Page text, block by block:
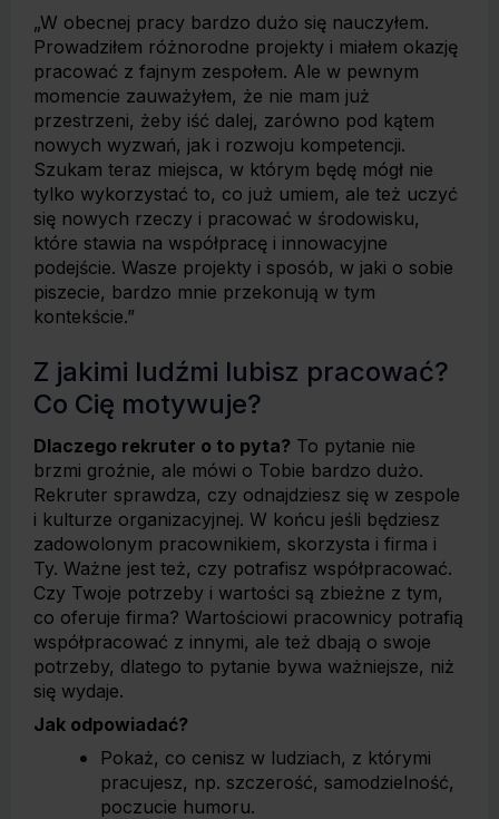
„W obecnej pracy bardzo dużo się nauczyłem.
Prowadziłem różnorodne projekty i miałem okazję
pracować z fajnym zespołem. Ale w pewnym
momencie zauważyłem, że nie mam już
przestrzeni, żeby iść dalej, zarówno pod kątem
nowych wyzwań, jak i rozwoju kompetencji.
Szukam teraz miejsca, w którym będę mógł nie
tylko wykorzystać to, co już umiem, ale też uczyć
się nowych rzeczy i pracować w środowisku,
które stawia na współpracę i innowacyjne
podejście. Wasze projekty i sposób, w jaki o sobie
piszecie, bardzo mnie przekonują w tym
kontekście.”
Z jakimi ludźmi lubisz pracować?
Co Cię motywuje?
Dlaczego rekruter o to pyta? To pytanie nie
brzmi groźnie, ale mówi o Tobie bardzo dużo.
Rekruter sprawdza, czy odnajdziesz się w zespole
i kulturze organizacyjnej. W końcu jeśli będziesz
zadowolonym pracownikiem, skorzysta i firma i
Ty. Ważne jest też, czy potrafisz współpracować.
Czy Twoje potrzeby i wartości są zbieżne z tym,
co oferuje firma? Wartościowi pracownicy potrafią
współpracować z innymi, ale też dbają o swoje
potrzeby, dlatego to pytanie bywa ważniejsze, niż
się wydaje.
Jak odpowiadać?
Pokaż, co cenisz w ludziach, z którymi
pracujesz, np. szczerość, samodzielność,
poczucie humoru.